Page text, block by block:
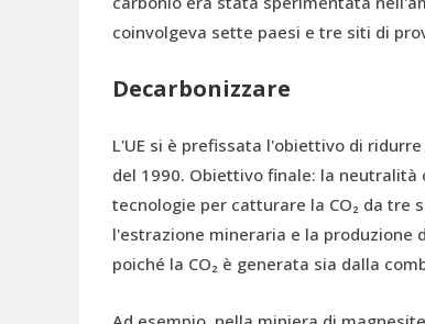
coinvolgeva sette paesi e tre siti di
Decarbonizzare
L'UE si è prefissata l'obiettivo di
del 1990. Obiettivo finale: la neutralità
tecnologie per catturare la CO₂ da tre
l'estrazione mineraria e la produzione
poiché la CO₂ è generata sia dalla